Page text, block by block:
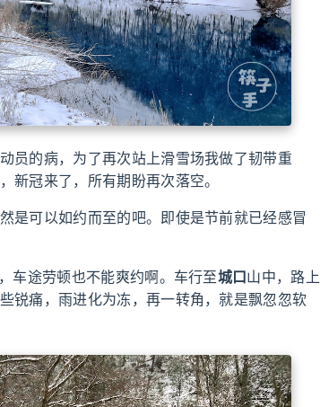
员的病，为了再次站上滑雪场我做了韧带重
新冠来了，所有期盼再次落空。
是可以如约而至的吧。即使是节前就已经感冒
车途劳顿也不能爽约啊。车行至城口山中，路上
锐痛，雨进化为冻，再一转角，就是飘忽忽软